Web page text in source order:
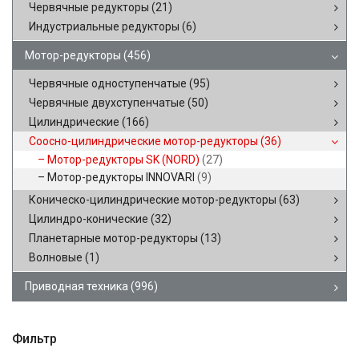
Червячные редукторы (21)
Индустриальные редукторы (6)
Мотор-редукторы (456)
Червячные одноступенчатые (95)
Червячные двухступенчатые (50)
Цилиндрические (166)
Соосно-цилиндрические мотор-редукторы (36)
Мотор-редукторы SK (NORD) (27)
Мотор-редукторы INNOVARI (9)
Коническо-цилиндрические мотор-редукторы (63)
Цилиндро-конические (32)
Планетарные мотор-редукторы (13)
Волновые (1)
Приводная техника (996)
Фильтр